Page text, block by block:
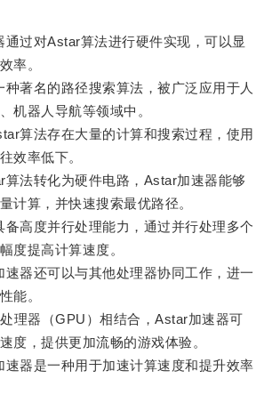
对Astar算法进行硬件实现，可以显
率。
名的路径搜索算法，被广泛应用于人
机器人导航等领域中。
法存在大量的计算和搜索过程，使用
效率低下。
法转化为硬件电路，Astar加速器能够
计算，并快速搜索最优路径。
度并行处理能力，通过并行处理多个
度提高计算速度。
还可以与其他处理器协同工作，进一
能。
器（GPU）相结合，Astar加速器可
度，提供更加流畅的游戏体验。
是一种用于加速计算速度和提升效率